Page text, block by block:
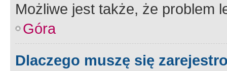
Możliwe jest także, że problem
Góra
Dlaczego muszę się